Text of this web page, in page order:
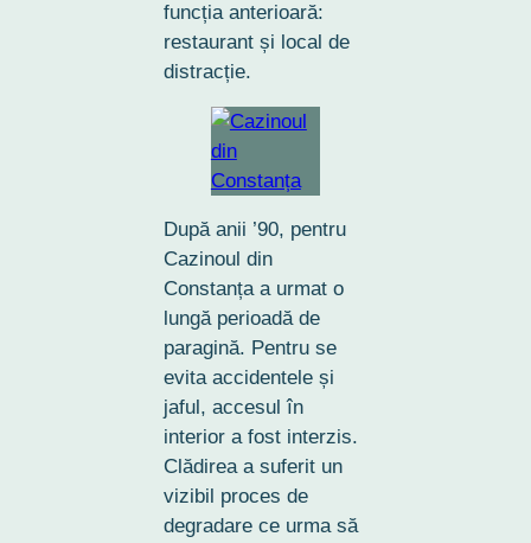
funcția anterioară:
restaurant și local de
distracție.
După anii ’90, pentru
Cazinoul din
Constanța a urmat o
lungă perioadă de
paragină. Pentru se
evita accidentele și
jaful, accesul în
interior a fost interzis.
Clădirea a suferit un
vizibil proces de
degradare ce urma să